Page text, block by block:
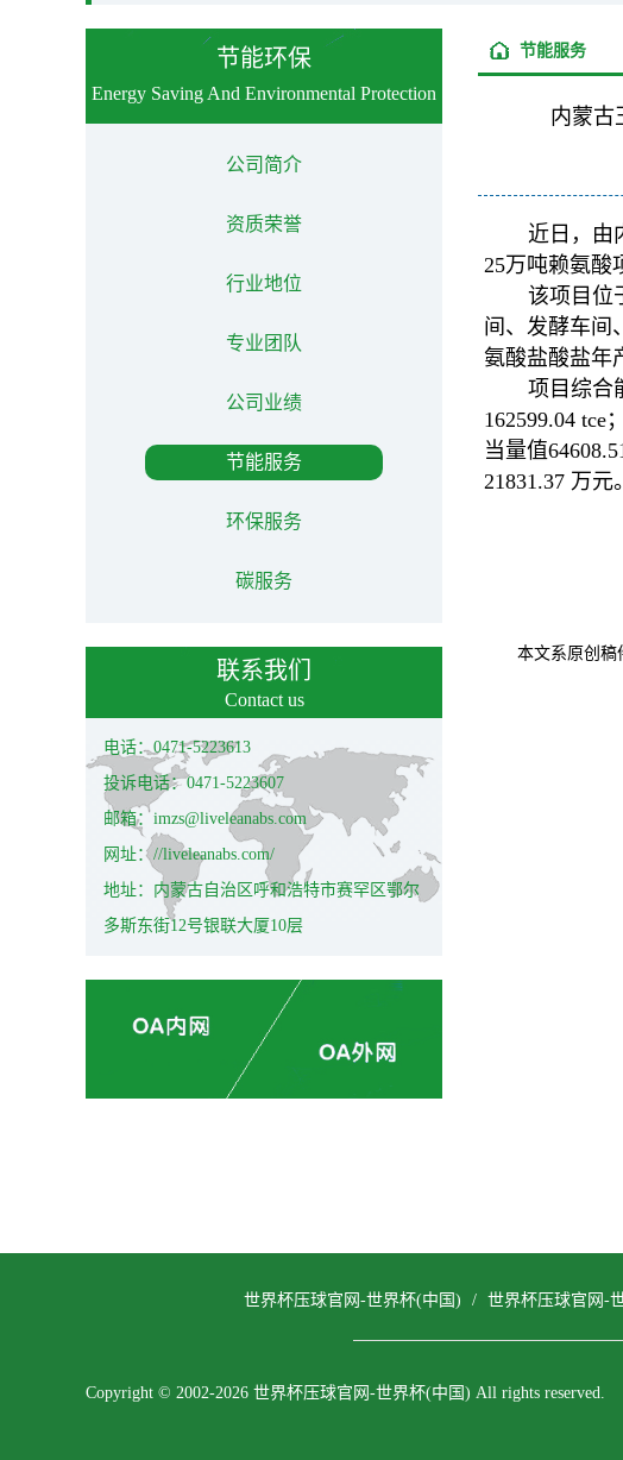
节能环保
Energy Saving And Environmental Protection
公司简介
资质荣誉
行业地位
专业团队
公司业绩
节能服务
环保服务
碳服务
联系我们
Contact us
电话：0471-5223613
投诉电话：0471-5223607
邮箱：imzs@liveleanabs.com
网址：//liveleanabs.com/
地址：内蒙古自治区呼和浩特市赛罕区鄂尔
多斯东街12号银联大厦10层
节能服务
内蒙古
近日，由
25万吨赖氨酸
该项目位
间、发酵车间
氨酸盐酸盐年
项目综合
162599.04 tce
当量值
21831.37 万元。
本文系原创稿
世界杯压球官网-世界杯(中国) / 世界杯压球官网-
Copyright © 2002-2026 世界杯压球官网-世界杯(中国) All rights reserved.